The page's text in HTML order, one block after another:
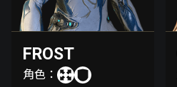
FROST
角色：